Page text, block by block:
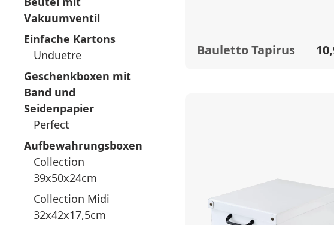
Vakuumventil
Einfache Kartons
Unduetre
Geschenkboxen mit
Band und
Seidenpapier
Perfect
Aufbewahrungsboxen
Collection
39x50x24cm
Collection Midi
32x42x17,5cm
Bauletto Tapirus